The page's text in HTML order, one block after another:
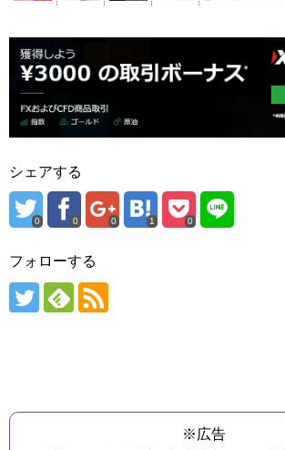
シェアする
0 0 0 1 0
フォローする
※広告